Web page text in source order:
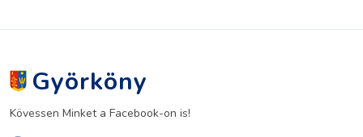
Györköny
Kövessen Minket a Facebook-on is!